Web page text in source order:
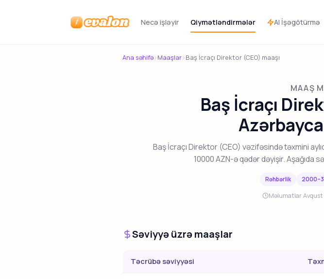
Evalon Necə işləyir Qiymətləndirmələr AI İşəgötürmə
Ana səhifə›Maaşlar›Baş İcraçı Direktor (CEO) maaşı
MAAŞ
Baş İcraçı
Baş İcraçı Direktor (CEO) vəzifəsində təxmini
10000 AZN-ə qədər dəyişir. Aşağıda
Rəhbərlik
Məlumatlar
Səviyyə üzrə maaşlar
Təcrübə səviyyəsi